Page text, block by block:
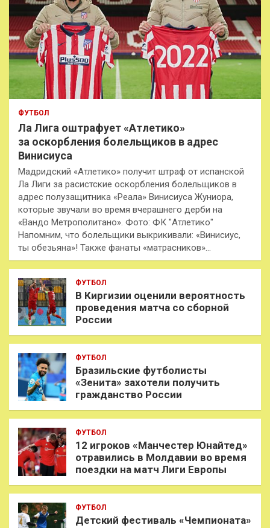
ФУТБОЛ
Ла Лига оштрафует «Атлетико»
за оскорбления болельщиков в адрес
Винисиуса
Мадридский «Атлетико» получит штраф от испанской
Ла Лиги за расистские оскорбления болельщиков в
адрес полузащитника «Реала» Винисиуса Жуниора,
которые звучали во время вчерашнего дерби на
«Вандо Метрополитано». Фото: ФК "Атлетико"
Напомним, что болельщики выкрикивали: «Винисиус,
ты обезьяна»! Также фанаты «матрасников»…
ФУТБОЛ
В Киргизии оценили вероятность
проведения матча со сборной
России
ФУТБОЛ
Бразильские футболисты
«Зенита» захотели получить
гражданство России
ФУТБОЛ
12 игроков «Манчестер Юнайтед»
отравились в Молдавии во время
поездки на матч Лиги Европы
ФУТБОЛ
Детский фестиваль «Чемпионата»